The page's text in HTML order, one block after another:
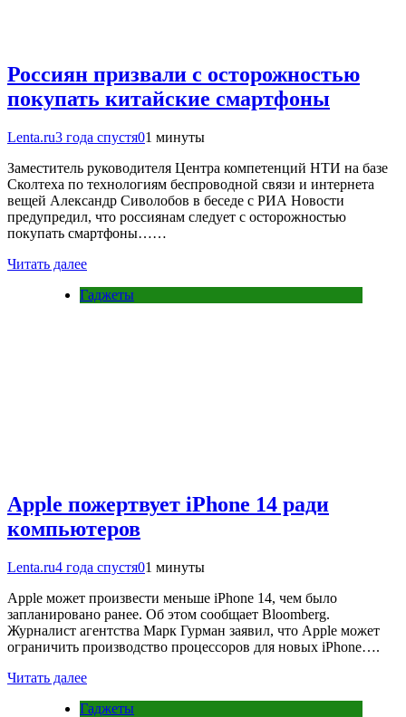
Россиян призвали с осторожностью
покупать китайские смартфоны
Lenta.ru3 года спустя01 минуты
Заместитель руководителя Центра компетенций НТИ на базе
Сколтеха по технологиям беспроводной связи и интернета
вещей Александр Сиволобов в беседе с РИА Новости
предупредил, что россиянам следует с осторожностью
покупать смартфоны……
Читать далее
Гаджеты
Apple пожертвует iPhone 14 ради
компьютеров
Lenta.ru4 года спустя01 минуты
Apple может произвести меньше iPhone 14, чем было
запланировано ранее. Об этом сообщает Bloomberg.
Журналист агентства Марк Гурман заявил, что Apple может
ограничить производство процессоров для новых iPhone….
Читать далее
Гаджеты